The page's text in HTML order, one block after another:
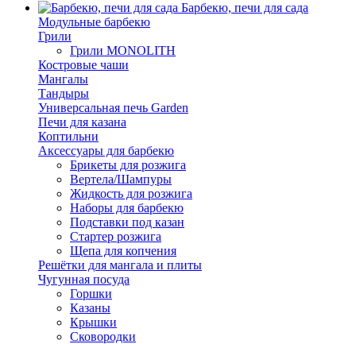
Барбекю, печи для сада
Модульные барбекю
Грили
Грили MONOLITH
Костровые чаши
Мангалы
Тандыры
Универсальная печь Garden
Печи для казана
Коптильни
Аксессуары для барбекю
Брикеты для розжига
Вертела/Шампуры
Жидкость для розжига
Наборы для барбекю
Подставки под казан
Стартер розжига
Щепа для копчения
Решётки для мангала и плиты
Чугунная посуда
Горшки
Казаны
Крышки
Сковородки